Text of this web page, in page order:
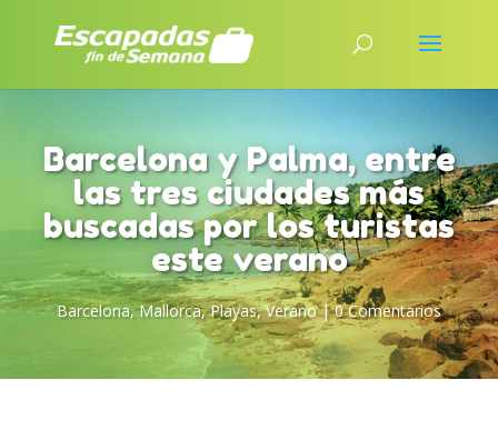
Barcelona y Palma, entre
las tres ciudades más
buscadas por los turistas
este verano
Barcelona,Mallorca,Playas,Verano|0 Comentarios